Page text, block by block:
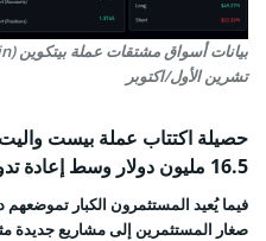
تشرين الأول/اكتوبر
16.5 مليون دولار وسط إعادة تدوير السيولة في السوق
فيما يُعيد المستثمرون الكبار تموضعهم